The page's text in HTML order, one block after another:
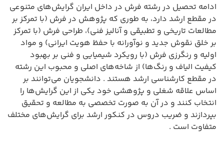
ادامه تحصیل در رشته فرش در داخل ایران گرایش‌های متنوعی
در مقطع ارشد دارد، به طوری که پژوهش در فرش (با تمرکز بر
مطالعات تاریخی و تطبیقی و آنالیز فنی)، طراحی فرش (با تمرکز
بر خلق نقوش جدید و نوآورانه با حفظ هویت ایرانی) و مواد
اولیه و رنگرزی فرش (با رویکرد شیمیایی و فنی بر بهبود
کیفیت الیاف و رنگ‌ها) از شاخه‌های اصلی و محبوب این رشته
در مقطع کارشناسی ارشد هستند . دانشجویان می‌توانند بر
اساس علاقه شغلی و پژوهشی خود یکی از این گرایش‌ها را
انتخاب کنند و در آن به صورت تخصصی به مطالعه و تحقیق
بپردازند و ضریب دروس در کنکور ارشد برای گرایش‌های مختلف
متفاوت است .